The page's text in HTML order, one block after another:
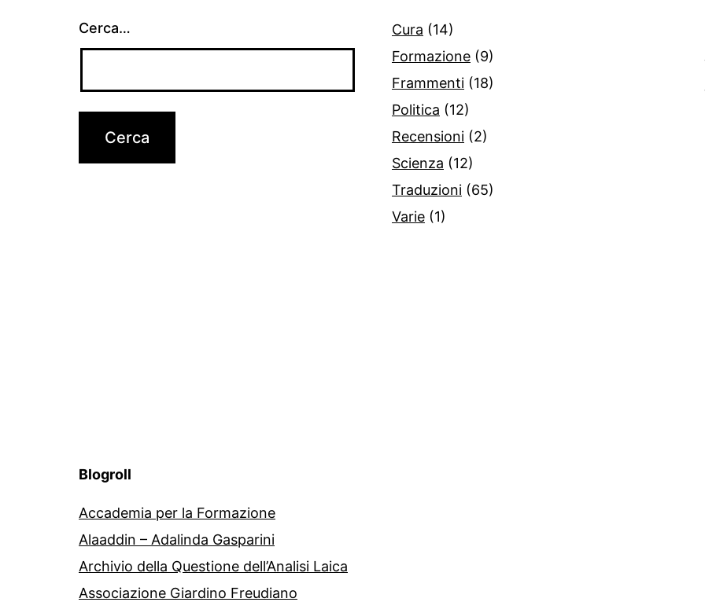
Cerca… Cura (14)
Formazione (9)
Frammenti (18)
Politica (12)
Recensioni (2)
Scienza (12)
Traduzioni (65)
Varie (1)
Blogroll
Accademia per la Formazione
Alaaddin – Adalinda Gasparini
Archivio della Questione dell’Analisi Laica
Associazione Giardino Freudiano